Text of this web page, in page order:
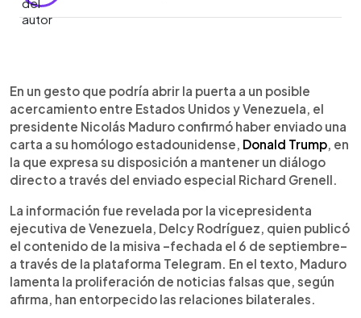
Escuchar artículo
Nicolás Maduro confirmó haber enviado una carta
a Donald Trump, fechada el 6 de septiembre,
expresando su disposición a mantener un diálogo
directo con el enviado especial Richard Grenell.
Delcy Rodríguez difundió la misiva en Telegram,
donde el mandatario denunció “fake news” que
afectan las relaciones bilaterales. Rechazó
acusaciones de narcotráfico y negó que
Venezuela se opusiera a recibir migrantes
deportados, afirmando que ese tema ya fue
resuelto con Grenell. Maduro resaltó que el canal
de comunicación con EE. UU. ha funcionado
“impecablemente” y defendió datos de la ONU
que muestran la acción venezolana contra el
En un gesto que podría abrir la puerta a un posible
acercamiento entre Estados Unidos y Venezuela, el
presidente Nicolás Maduro confirmó haber enviado una
carta a su homólogo estadounidense, Donald Trump, en
la que expresa su disposición a mantener un diálogo
directo a través del enviado especial Richard Grenell.
La información fue revelada por la vicepresidenta
ejecutiva de Venezuela, Delcy Rodríguez, quien publicó
el contenido de la misiva –fechada el 6 de septiembre–
a través de la plataforma Telegram. En el texto, Maduro
lamenta la proliferación de noticias falsas que, según
afirma, han entorpecido las relaciones bilaterales.